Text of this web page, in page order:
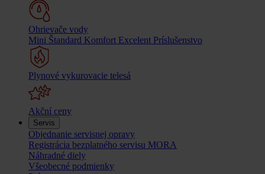
Ohrievače vody
Mini Štandard Komfort Excelent Príslušenstvo
Plynové vykurovacie telesá
Akční ceny
Servis
Objednanie servisnej opravy
Registrácia bezplatného servisu MORA
Náhradné diely
Všeobecné podmienky